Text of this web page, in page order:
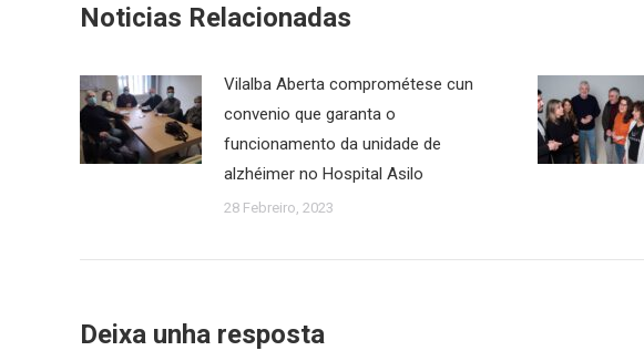
Noticias Relacionadas
Vilalba Aberta comprométese cun
convenio que garanta o
funcionamento da unidade de
alzhéimer no Hospital Asilo
28 Febreiro, 2023
Deixa unha resposta